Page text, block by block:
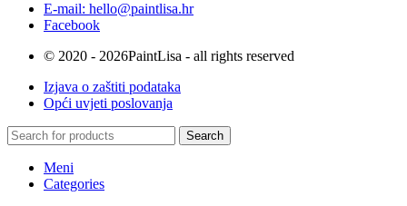
E-mail: hello@paintlisa.hr
Facebook
© 2020 - 2026PaintLisa - all rights reserved
Izjava o zaštiti podataka
Opći uvjeti poslovanja
Search
Meni
Categories